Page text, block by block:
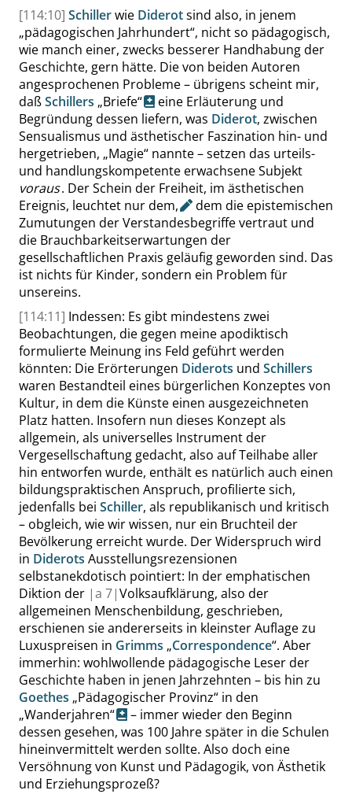
[114:10] Schillerwie Diderotsind also, in jenem
„pädagogischen Jahrhundert“, nicht so pädagogisch,
wie manch einer, zwecks besserer Handhabung der
Geschichte, gern hätte. Die von beiden Autoren
angesprochenen Probleme – übrigens scheint mir,
daßSchillers „Briefe“
eine Erläuterung und
Begründung dessen liefern, was Diderot, zwischen
Sensualismus und ästhetischer Faszination hin- und
hergetrieben, „Magie“ nannte – setzen das urteils-
und handlungskompetente erwachsene Subjekt
voraus. Der Schein der Freiheit, im ästhetischen
Ereignis, leuchtet nur dem,
dem die epistemischen
Zumutungen der Verstandesbegriffe vertraut und
die Brauchbarkeitserwartungen der
gesellschaftlichen Praxis geläufig geworden sind. Das
ist nichts für Kinder, sondern ein Problem für
unsereins.
[114:11] Indessen: Es gibt mindestens zwei
Beobachtungen, die gegen meine apodiktisch
formulierte Meinung ins Feld geführt werden
könnten: Die Erörterungen Diderots und Schillers
waren Bestandteil eines bürgerlichen Konzeptes von
Kultur, in dem die Künste einen ausgezeichneten
Platz hatten. Insofern nun dieses Konzept als
allgemein, als universelles Instrument der
Vergesellschaftung gedacht, also auf Teilhabe aller
hin entworfen wurde, enthält es natürlich auch einen
bildungspraktischen Anspruch, profilierte sich,
jedenfalls bei Schiller, als republikanisch und kritisch
– obgleich, wie wir wissen, nur ein Bruchteil der
Bevölkerung erreicht wurde. Der Widerspruch wird
in Diderots Ausstellungsrezensionen
selbstanekdotisch pointiert: In der emphatischen
Diktion der |a 7|Volksaufklärung, also der
allgemeinen Menschenbildung, geschrieben,
erschienen sie andererseits in kleinster Auflage zu
Luxuspreisen in Grimms „Correspondence“. Aber
immerhin: wohlwollende pädagogische Leser der
Geschichte haben in jenen Jahrzehnten – bis hin zu
Goethes „Pädagogischer Provinz“ in den
„Wanderjahren“
– immer wieder den Beginn
dessen gesehen, was 100 Jahre später in die Schulen
hineinvermittelt werden sollte. Also doch eine
Versöhnung von Kunst und Pädagogik, von Ästhetik
und Erziehungsprozeß?